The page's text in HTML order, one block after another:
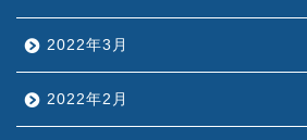
2022年3月
2022年2月